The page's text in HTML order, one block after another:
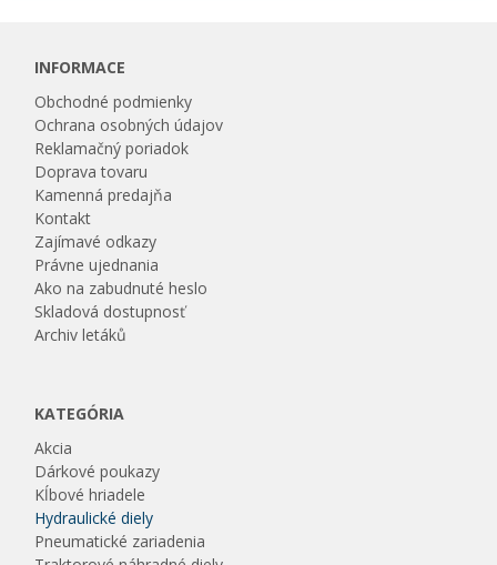
INFORMACE
Obchodné podmienky
Ochrana osobných údajov
Reklamačný poriadok
Doprava tovaru
Kamenná predajňa
Kontakt
Zajímavé odkazy
Právne ujednania
Ako na zabudnuté heslo
Skladová dostupnosť
Archiv letáků
KATEGÓRIA
Akcia
Dárkové poukazy
Kĺbové hriadele
Hydraulické diely
Pneumatické zariadenia